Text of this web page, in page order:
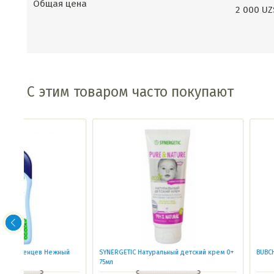
Общая цена
2 000
С этим товаром часто покупают
SYNERGETIC Натуральный детский крем 0+
BUBCHEN Масло для